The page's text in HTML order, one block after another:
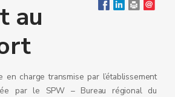
au
en charge transmise par l’établissement
par le SPW – Bureau régional du